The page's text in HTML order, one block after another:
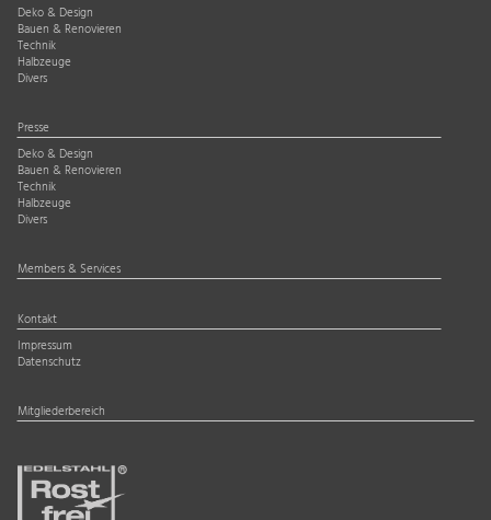
Deko & Design
Bauen & Renovieren
Technik
Halbzeuge
Divers
Presse
Deko & Design
Bauen & Renovieren
Technik
Halbzeuge
Divers
Members & Services
Kontakt
Impressum
Datenschutz
Mitgliederbereich